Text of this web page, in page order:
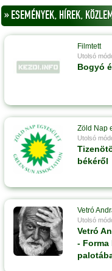
» ESEMÉNYEK, HÍREK,
Filmtett
Utolsó
Bogyó
Zöld Nap
Utolsó
békéről
Vetró
Utolsó
Vetró
-